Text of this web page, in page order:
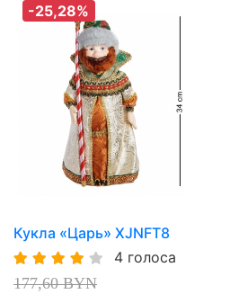
-25,28%
Кукла «Царь» XJNFT8
4 голоса
177,60 BYN